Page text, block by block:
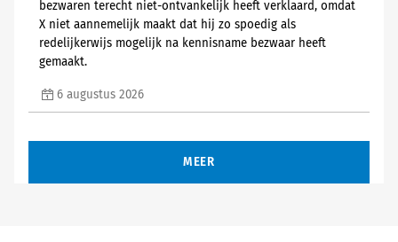
bezwaren terecht niet-ontvankelijk heeft verklaard, omdat
X niet aannemelijk maakt dat hij zo spoedig als
redelijkerwijs mogelijk na kennisname bezwaar heeft
gemaakt.
6 augustus 2026
MEER